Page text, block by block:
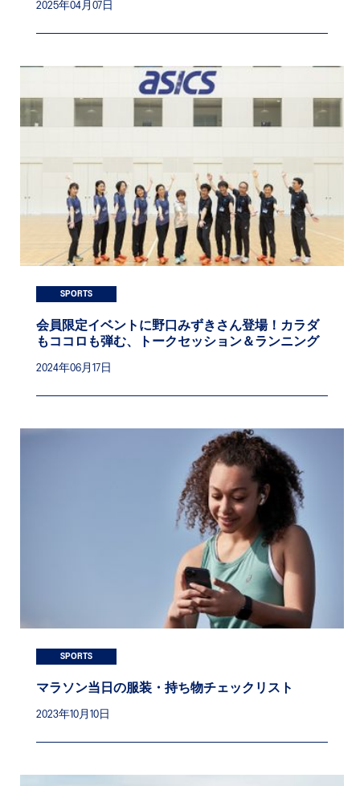
2025年04月07日
SPORTS
会員限定イベントに野口みずきさん登場！カラダ
もココロも弾む、トークセッション＆ランニング
2024年06月17日
SPORTS
マラソン当日の服装・持ち物チェックリスト
2023年10月10日